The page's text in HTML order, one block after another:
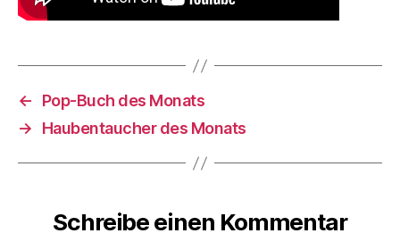
←
Pop-Buch des Monats
→
Haubentaucher des Monats
Schreibe einen Kommentar